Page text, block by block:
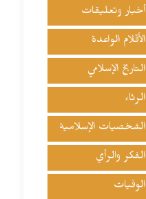
أخبار وتعليقات
الأقلام الواعدة
التاريخ الإسلامي
الرثاء
الشخصيات الإسلامية
الفكر والرأي
الوفيات